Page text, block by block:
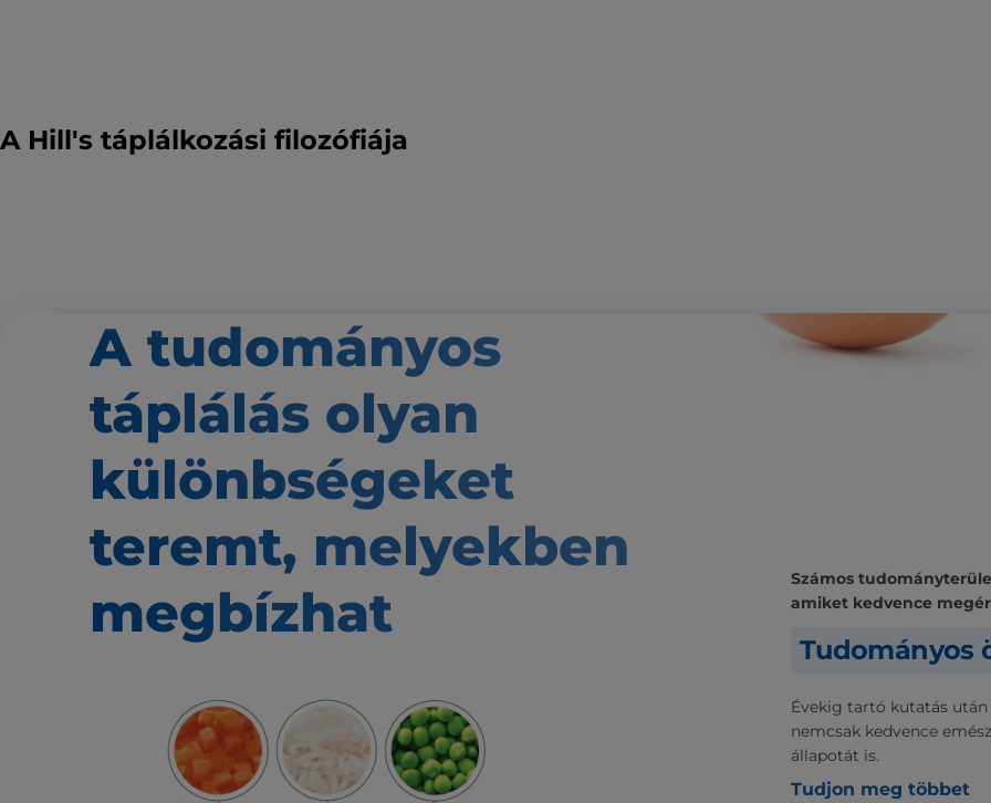
A Hill's táplálkozási filozófiája
A tudományos
táplálás olyan
különbségeket
teremt, melyekben
megbízhat
Számos
amiket kedvence
Tudományos
Évekig tartó kutatás
nemcsak kedvence
állapotát is.
Tudjon meg többet